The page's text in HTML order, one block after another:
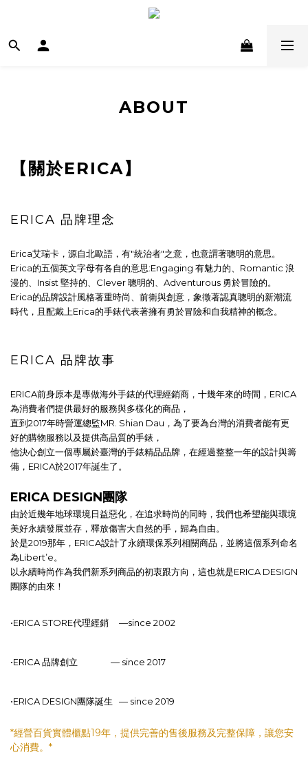
ABOUT
【關於ERICA】
ERICA 品牌理念
Erica艾瑞卡，源自北歐語，有"統治者"之意，也意謂著聰明的意思。
Erica的五個英文字母有各自的意思:Engaging 有魅力的、Romantic 浪
漫的、Insist 堅持的、Clever 聰明的、Adventurous 勇於冒險的。
Erica的品牌設計風格著重時尚、前衛與創意，象徵著認真聰明的新潮流
時代，且配戴上Erica的手錶代表著擁有勇於冒險和自我精神的概念。
ERICA 品牌故事
ERICA前身原本是專做海外手錶的代理經銷商，十幾年來的時間，ERICA
為消費者們提供最好的服務與多樣化的商品，
直到2017年時營運總監MR. Shian Dau，為了要為台灣的消費者能有更
好的購物服務以及提供高品質的手錶，
他決心創立一個專屬於臺灣的手錶精品品牌， 在經過整整一年的設計與籌
備，ERICA於2017年誕生了。
ERICA DESIGN團隊
由於近幾年地球環境日益惡化，在追求時尚的同時，我們也希望能與環境
美好永續發展並存，釋放傷害大自然的手，歸為自由。
於是2019那年，ERICA設計了永續環保系列相關商品， 並將這個系列命名
為Libert’e。
以永續時尚作為我們新系列商品的初衷跟方向， 這也就是ERICA DESIGN
團隊的由來！
•ERICA STORE代理經銷 —since 2002
•ERICA 品牌創立 — since 2017
•ERICA DESIGN團隊誕生 — since 2019
*經營百貨實體櫃點19年，提供完善的售後服務及完整保障，讓您安
心消費。*